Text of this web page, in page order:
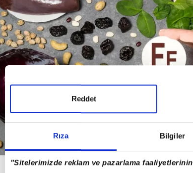
Rıza Bilgiler
"Sitelerimizde reklam ve pazarlama
Reddet